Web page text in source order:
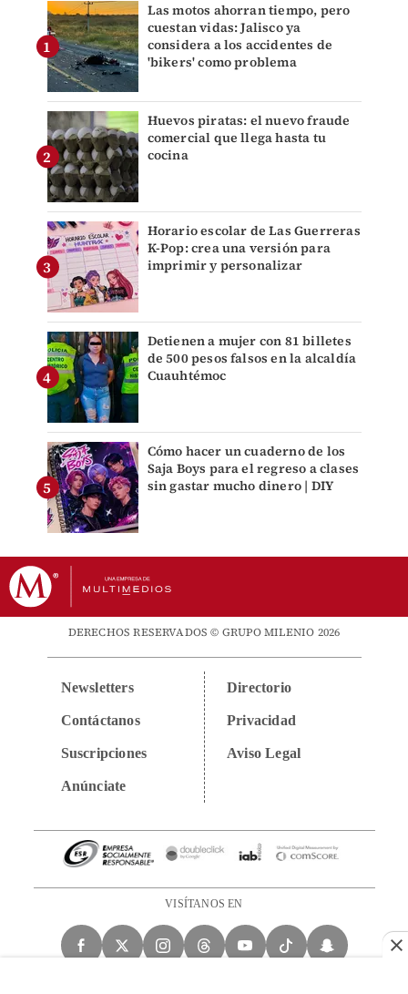
Las motos ahorran tiempo, pero
cuestan vidas: Jalisco ya
considera a los accidentes de
'bikers' como problema
Huevos piratas: el nuevo fraude
comercial que llega hasta tu
cocina
Horario escolar de Las Guerreras
K-Pop: crea una versión para
imprimir y personalizar
Detienen a mujer con 81 billetes
de 500 pesos falsos en la alcaldía
Cuauhtémoc
Cómo hacer un cuaderno de los
Saja Boys para el regreso a clases
sin gastar mucho dinero | DIY
DERECHOS RESERVADOS © GRUPO MILENIO 2026
Newsletters
Contáctanos
Suscripciones
Anúnciate
Directorio
Privacidad
Aviso Legal
VISÍTANOS EN